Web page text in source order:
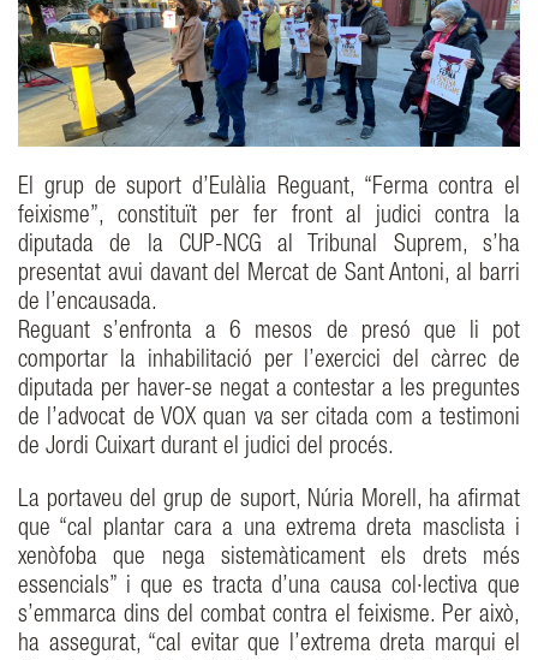
El grup de suport d’Eulàlia Reguant, “Ferma contra el
feixisme”, constituït per fer front al judici contra la
diputada de la CUP-NCG al Tribunal Suprem, s’ha
presentat avui davant del Mercat de Sant Antoni, al barri
de l’encausada.
Reguant s’enfronta a 6 mesos de presó que li pot
comportar la inhabilitació per l’exercici del càrrec de
diputada per haver-se negat a contestar a les preguntes
de l’advocat de VOX quan va ser citada com a testimoni
de Jordi Cuixart durant el judici del procés.
La portaveu del grup de suport, Núria Morell, ha afirmat
que “cal plantar cara a una extrema dreta masclista i
xenòfoba que nega sistemàticament els drets més
essencials” i que es tracta d’una causa col·lectiva que
s’emmarca dins del combat contra el feixisme. Per això,
ha assegurat, “cal evitar que l’extrema dreta marqui el